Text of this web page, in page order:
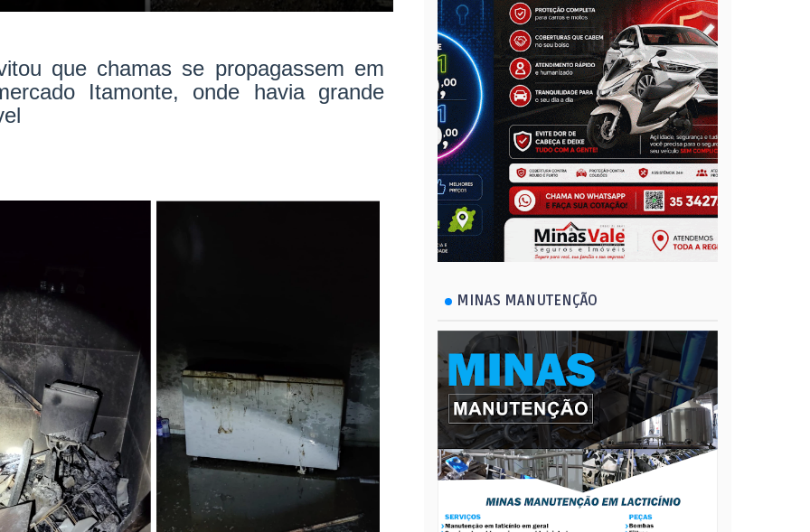
que chamas se propagassem em
Itamonte, onde havia grande
MINAS MANUTENÇÃO